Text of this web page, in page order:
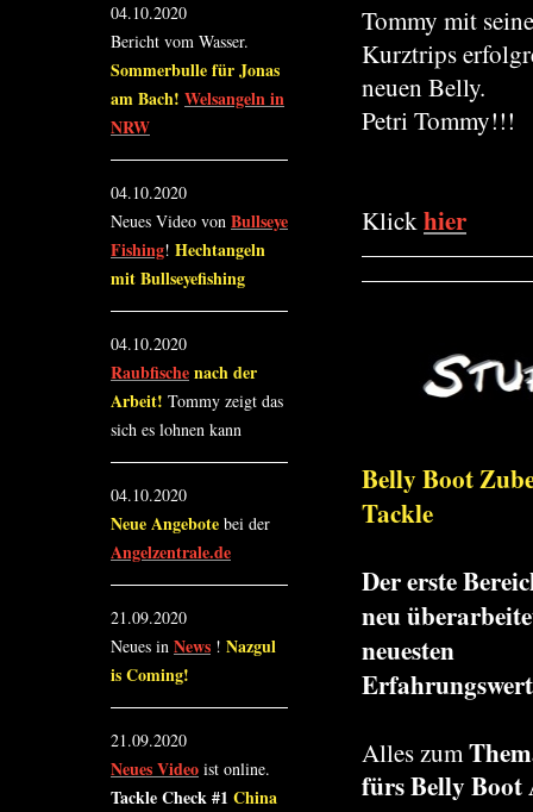
Tommy mit
Kurztrips
neuen Belly.
Petri Tommy!!!
Klickhier
Belly Boot
Tackle
Der erste
neu
neuesten
Alles zum
fürs Belly Boot
04.10.2020
Bericht vom Wasser.
Sommerbulle für Jonas
am Bach! Welsangeln in
NRW
04.10.2020
Neues Video von Bullseye
Fishing! Hechtangeln
mit Bullseyefishing
04.10.2020
Raubfischenach der
Arbeit! Tommy zeigt das
sich es lohnen kann
04.10.2020
Neue Angebote bei der
Angelzentrale.de
21.09.2020
Neues in News ! Nazgul
is Coming!
21.09.2020
Neues Video ist online.
Tackle Check #1 China